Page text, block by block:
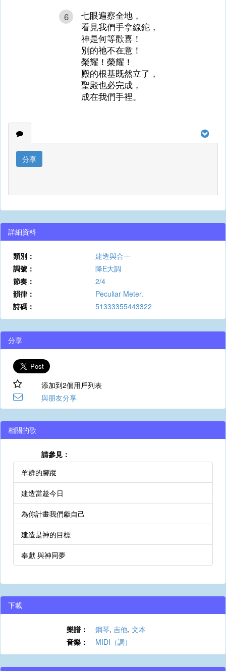
6
七眼遍察全地，
看見我們手拿線鉈，
神是何等歡喜！
別的祂不在意！
榮耀！榮耀！
殿的根基既然立了，
聖殿也必完成，
成在我們手裡。
分享
詳細資料
類別：
建造與合一
調號：
降E大調
節奏：
2/4
韻律：
Peculiar Meter.
詩碼：
51333355443322
分享
添加到2個用戶列表
與朋友分享
相關的歌
請參見：
羊群的腳蹤
建造當趁今日
為你計畫我們獻自己
建造是神的目標
奉獻 與神同夢
下載
樂譜： 鋼琴, 吉他, 文本
音樂：
MIDI（調）